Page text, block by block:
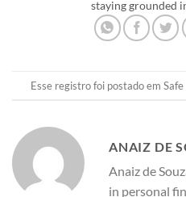
staying grounded
Esse registro foi postado em Safe
ANAIZ DE
Anaiz de
in personal